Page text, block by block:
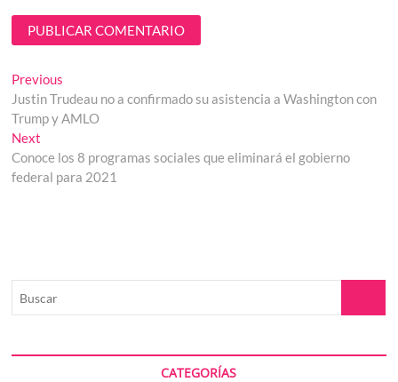
Navegación
de
entradas
Previous
post:
Justin Trudeau no a confirmado su asistencia a Washington con
Trump y AMLO
Next
post:
Conoce los 8 programas sociales que eliminará el gobierno
federal para 2021
CATEGORÍAS